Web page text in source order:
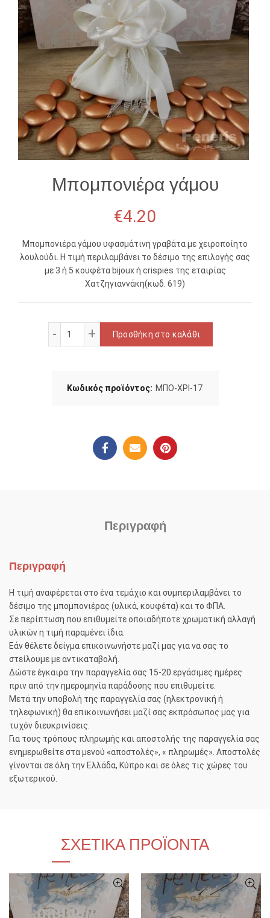
Μπομπονιέρα γάμου
€4.20
Μπομπονιέρα γάμου υφασμάτινη γραβάτα με χειροποίητο
λουλούδι. Η τιμή περιλαμβάνει το δέσιμο της επιλογής σας
με 3 ή 5 κουφέτα bijoux ή crispies της εταιρίας
Χατζηγιαννάκη(κωδ. 619)
Μπομπονιέρα γάμου ποσότητα
Προσθήκη στο καλάθι
Κωδικός προϊόντος: ΜΠΟ-ΧΡΙ-17
Περιγραφή
Περιγραφή
Η τιμή αναφέρεται στο ένα τεμάχιο και συμπεριλαμβάνει το
δέσιμο της μπομπονιέρας (υλικά, κουφέτα) και το ΦΠΑ.
Σε περίπτωση που επιθυμείτε οποιαδήποτε χρωματική αλλαγή
υλικών η τιμή παραμένει ίδια.
Εάν θέλετε δείγμα επικοινωνήστε μαζί μας για να σας το
στείλουμε με αντικαταβολή.
Δώστε έγκαιρα την παραγγελία σας 15-20 εργάσιμες ημέρες
πριν από την ημερομηνία παράδοσης που επιθυμείτε.
Μετά την υποβολή της παραγγελία σας (ηλεκτρονική ή
τηλεφωνική) θα επικοινωνήσει μαζί σας εκπρόσωπος μας για
τυχόν διευκρινίσεις.
Για τους τρόπους πληρωμής και αποστολής της παραγγελία σας
ενημερωθείτε στα μενού «αποστολές», « πληρωμές». Αποστολές
γίνονται σε όλη την Ελλάδα, Κύπρο και σε όλες τις χώρες του
εξωτερικού.
ΣΧΕΤΙΚΆ ΠΡΟΪΌΝΤΑ